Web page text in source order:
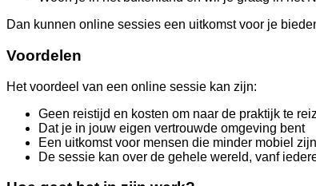
Dan kunnen online sessies een uitkomst voor je
Voordelen
Het voordeel van een online sessie kan zijn:
Geen reistijd en kosten om naar de praktijk te
Dat je in jouw eigen vertrouwde omgeving bent
Een uitkomst voor mensen die minder mobiel
De sessie kan over de gehele wereld, vanf